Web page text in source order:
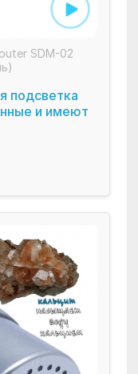
SDM-02
подсветка
и имеют